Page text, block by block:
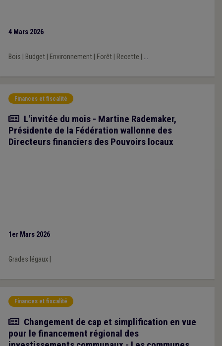
4 Mars 2026
Bois Budget| Environnement| Forêt| Recette ...
Finances et fiscalité
Article
L'invitée du mois - Martine Rademaker,
Présidente de la Fédération wallonne des
Directeurs financiers des Pouvoirs locaux
1er Mars 2026
Grades légaux|
Finances et fiscalité
Article
Changement de cap et simplification en vue
pour le financement régional des